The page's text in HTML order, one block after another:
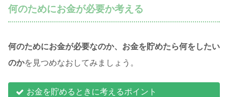
何のためにお金が必要か考える
何のためにお金が必要なのか、お金を貯めたら何をしたい
のかを見つめなおしてみましょう。
お金を貯めるときに考えるポイント